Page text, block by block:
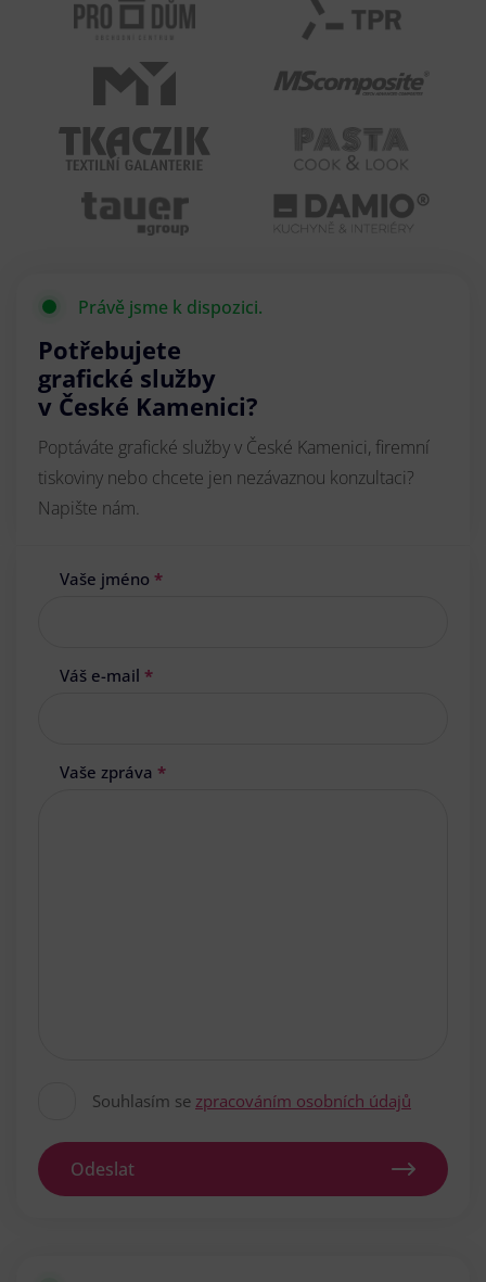
Právě jsme k dispozici.
Potřebujete
grafické služby
v České Kamenici?
Poptáváte grafické služby v České Kamenici, firemní
tiskoviny nebo chcete jen nezávaznou konzultaci?
Napište nám.
Vaše jméno *
Váš e-mail *
Vaše zpráva *
Souhlasím se zpracováním osobních údajů
Odeslat